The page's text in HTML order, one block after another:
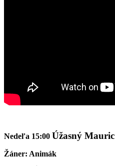
Nedeľa 15:00 Úžasný Mauric
Žáner: Animák